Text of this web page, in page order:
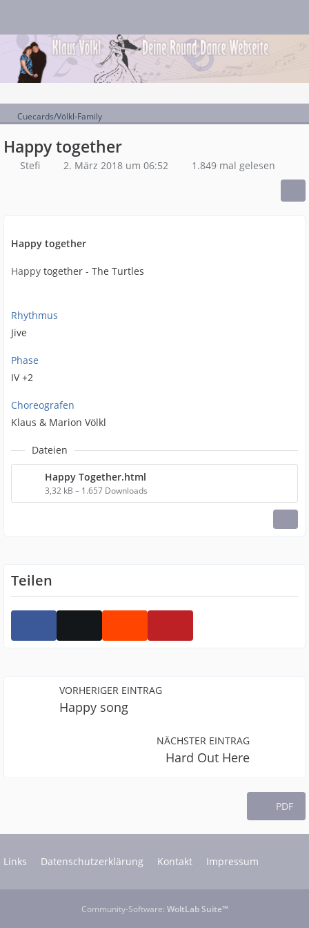
Cuecards/Völkl-Family
Happy together
Stefi 2. März 2018 um 06:52 1.849 mal gelesen
Happy together
Happy together - The Turtles
Rhythmus
Jive
Phase
IV +2
Choreografen
Klaus & Marion Völkl
Dateien
Happy Together.html
3,32 kB – 1.657 Downloads
Teilen
VORHERIGER EINTRAG
Happy song
NÄCHSTER EINTRAG
Hard Out Here
PDF
Links Datenschutzerklärung Kontakt Impressum
Community-Software: WoltLab Suite™